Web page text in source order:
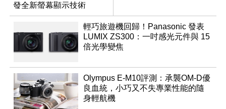
發全新螢幕顯示技術
輕巧旅遊機回歸！Panasonic 發表
LUMIX ZS300：一吋感光元件與 15
倍光學變焦
Olympus E-M10評測：承襲OM-D優
良血統，小巧又不失專業性能的隨
身輕航機